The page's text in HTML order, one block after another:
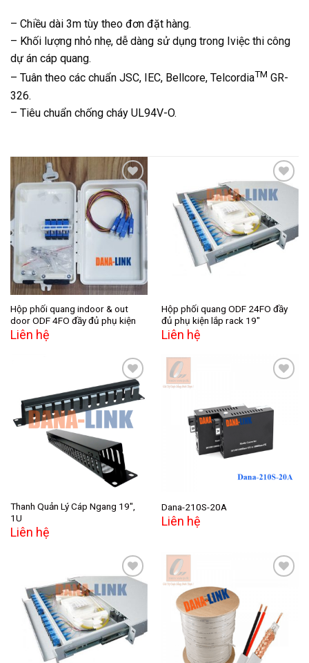
– Chiều dài 3m tùy theo đơn đặt hàng.
– Khối lượng nhỏ nhẹ, dễ dàng sử dụng trong Iviệc thi công
dự án cáp quang.
– Tuân theo các chuẩn JSC, IEC, Bellcore, TelcordiaTM GR-
326.
– Tiêu chuẩn chống cháy UL94V-O.
Add to
wishlist
Hộp phối quang indoor & out
door ODF 4FO đầy đủ phụ kiện
Liên hệ
Add to
wishlist
Hộp phối quang ODF 24FO đầy
đủ phụ kiện lắp rack 19″
Liên hệ
Add to
wishlist
Thanh Quản Lý Cáp Ngang 19″,
1U
Liên hệ
Add to
wishlist
Dana-210S-20A
Liên hệ
Add to
wishlist
Add to
wishlist